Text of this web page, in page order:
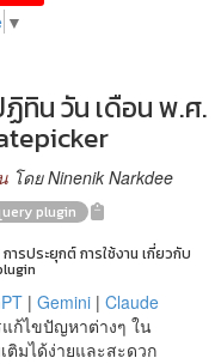
▼
ทิน วัน เดือน พ.ศ.
โดย Ninenik Narkdee
plugin
รประยุกต์ การใช้งาน เกี่ยวกับ
| Gemini| Claude
ก้ไขปัญหาต่างๆ ใน
ติมได้ง่ายและสะดวก